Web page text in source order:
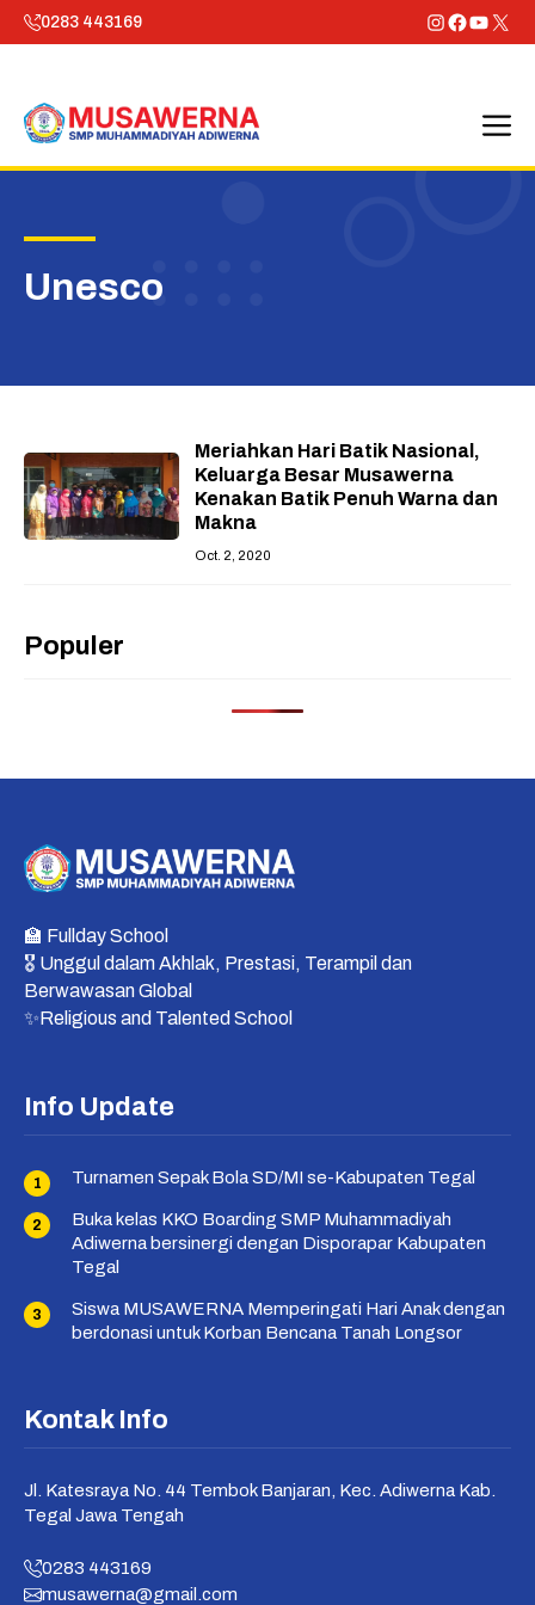
Skip
to
0283 443169 Instagram
X
Unesco
Meriahkan Hari Batik Nasional,
Keluarga Besar Musawerna
Kenakan Batik Penuh Warna dan
Makna
Oct. 2, 2020
Populer
🏫 Fullday School
🎖 Unggul dalam Akhlak, Prestasi, Terampil dan
Berwawasan Global
✨Religious and Talented School
Info Update
Turnamen Sepak Bola SD/MI se-Kabupaten Tegal
Buka kelas KKO Boarding SMP Muhammadiyah
Adiwerna bersinergi dengan Disporapar Kabupaten
Tegal
Siswa MUSAWERNA Memperingati Hari Anak dengan
berdonasi untuk Korban Bencana Tanah Longsor
Kontak Info
Jl. Katesraya No. 44 Tembok Banjaran, Kec. Adiwerna Kab.
Tegal Jawa Tengah
0283 443169
musawerna@gmail.com